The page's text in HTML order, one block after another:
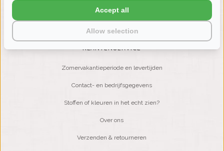
KLANTENSERVICE
Zomervakantieperiode en levertijden
Contact- en bedrijfsgegevens
Stoffen of kleuren in het echt zien?
Over ons
Verzenden & retourneren
Allow selection
Accept all